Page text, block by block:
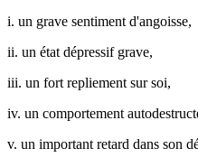
i. un grave sentiment d'angoisse,
ii. un état dépressif grave,
iii. un fort repliement sur soi,
iv. un comportement
v. un important retard dans son